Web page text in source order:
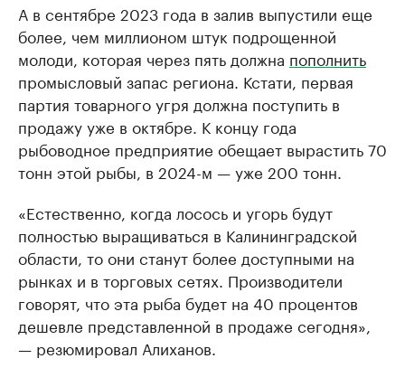
А в сентябре 2023 года в залив выпустили еще
более, чем миллионом штук подрощенной
молоди, которая через пять должна пополнить
промысловый запас региона. Кстати, первая
партия товарного угря должна поступить в
продажу уже в октябре. К концу года
рыбоводное предприятие обещает вырастить 70
тонн этой рыбы, в 2024-м — уже 200 тонн.
«Естественно, когда лосось и угорь будут
полностью выращиваться в Калининградской
области, то они станут более доступными на
рынках и в торговых сетях. Производители
говорят, что эта рыба будет на 40 процентов
дешевле представленной в продаже сегодня»,
— резюмировал Алиханов.